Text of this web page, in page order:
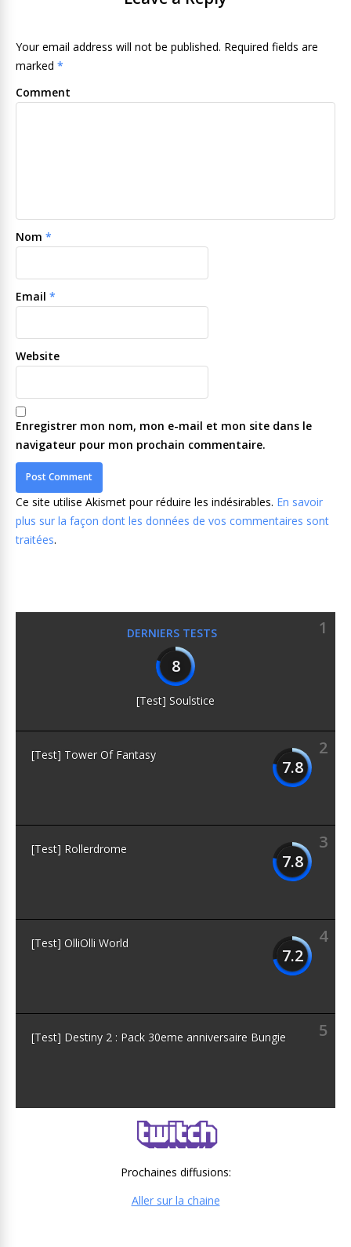
Your email address will not be published. Required fields are
marked *
Comment
Nom *
Email *
Website
Enregistrer mon nom, mon e-mail et mon site dans le
navigateur pour mon prochain commentaire.
Ce site utilise Akismet pour réduire les indésirables. En savoir
plus sur la façon dont les données de vos commentaires sont
traitées.
DERNIERS TESTS
1
8
[Test] Soulstice
2
7.8
[Test] Tower Of Fantasy
3
7.8
[Test] Rollerdrome
4
7.2
[Test] OlliOlli World
5
[Test] Destiny 2 : Pack 30eme anniversaire Bungie
Prochaines diffusions:
Aller sur la chaine